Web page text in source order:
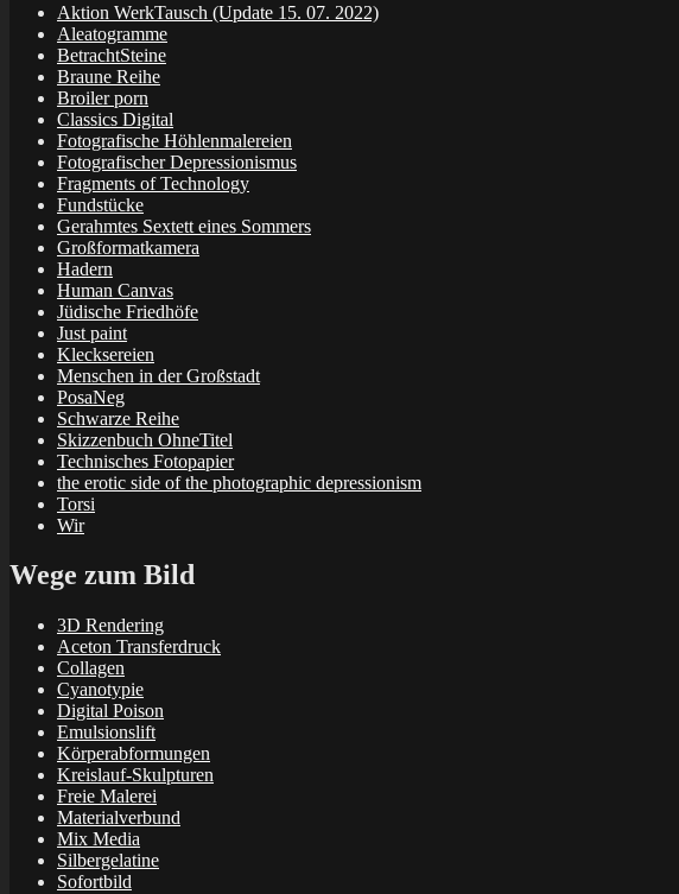
Aktion WerkTausch (Update 15. 07. 2022)
Aleatogramme
BetrachtSteine
Braune Reihe
Broiler porn
Classics Digital
Fotografische Höhlenmalereien
Fotografischer Depressionismus
Fragments of Technology
Fundstücke
Gerahmtes Sextett eines Sommers
Großformatkamera
Hadern
Human Canvas
Jüdische Friedhöfe
Just paint
Klecksereien
Menschen in der Großstadt
PosaNeg
Schwarze Reihe
Skizzenbuch OhneTitel
Technisches Fotopapier
the erotic side of the photographic depressionism
Torsi
Wir
Wege zum Bild
3D Rendering
Aceton Transferdruck
Collagen
Cyanotypie
Digital Poison
Emulsionslift
Körperabformungen
Kreislauf-Skulpturen
Freie Malerei
Materialverbund
Mix Media
Silbergelatine
Sofortbild